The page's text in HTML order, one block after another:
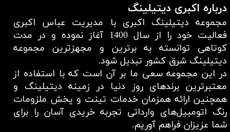
درباره اکبری دیتیلینگ
مجموعه دیتیلینگ اکبری با مدیریت عباس اکبری
فعالیت خود را از سال 1400 آغاز نموده و در مدت
کوتاهی توانسته به برترین و مجهزترین مجموعه
دیتیلینگ شرق کشور تبدیل شود.
در این مجموعه سعی ما بر آن است که با استفاده از
معتبر‌ترین برند‌های روز دنیا در زمینه دیتیلینگ و
همچنین ارائه همزمان خدمات تینت و پخش ملزومات
رنگ اتومبیل‌های وارداتی تجربه خریدی آسان را برای
شما عزیزان فراهم آوریم.​​​​​​​